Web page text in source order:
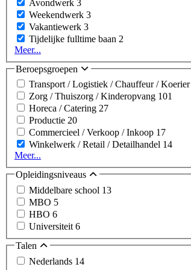
Avondwerk 3
Weekendwerk 3
Vakantiewerk 3
Tijdelijke fulltime baan 2
Meer...
Beroepsgroepen
Transport / Logistiek / Chauffeur / Koerier
Zorg / Thuiszorg / Kinderopvang 101
Horeca / Catering 27
Productie 20
Commercieel / Verkoop / Inkoop 17
Winkelwerk / Retail / Detailhandel 14
Meer...
Opleidingsniveaus
Middelbare school 13
MBO 5
HBO 6
Universiteit 6
Talen
Nederlands 14